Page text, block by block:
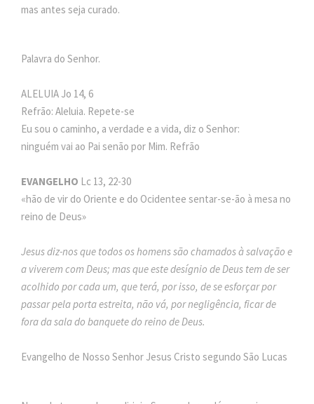
mas antes seja curado.
Palavra do Senhor.
ALELUIA Jo 14, 6
Refrão: Aleluia. Repete-se
Eu sou o caminho, a verdade e a vida, diz o Senhor:
ninguém vai ao Pai senão por Mim. Refrão
EVANGELHO Lc 13, 22-30
«hão de vir do Oriente e do Ocidentee sentar-se-ão à mesa no
reino de Deus»
Jesus diz-nos que todos os homens são chamados à salvação e
a viverem com Deus; mas que este desígnio de Deus tem de ser
acolhido por cada um, que terá, por isso, de se esforçar por
passar pela porta estreita, não vá, por negligência, ficar de
fora da sala do banquete do reino de Deus.
Evangelho de Nosso Senhor Jesus Cristo segundo São Lucas